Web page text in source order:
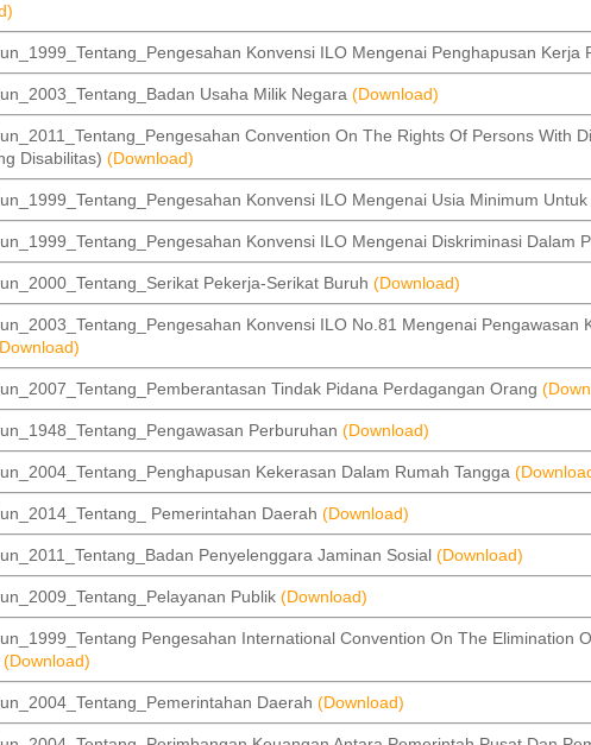
Konvensi ILO Mengenai Penghapusan Kerja
Usaha Milik Negara (Download)
Convention On The Rights Of Persons With
Disabilitas) (Download)
Konvensi ILO Mengenai Usia Minimum
Konvensi ILO Mengenai Diskriminasi Dalam
Pekerja-Serikat Buruh (Download)
Konvensi ILO No.81 Mengenai Pengawasan
Tindak Pidana Perdagangan Orang
Perburuhan (Download)
Kekerasan Dalam Rumah Tangga
Pemerintahan Daerah (Download)
Penyelenggara Jaminan Sosial (Download)
Publik (Download)
Pengesahan International Convention On The Elimination
(Download)
Daerah (Download)